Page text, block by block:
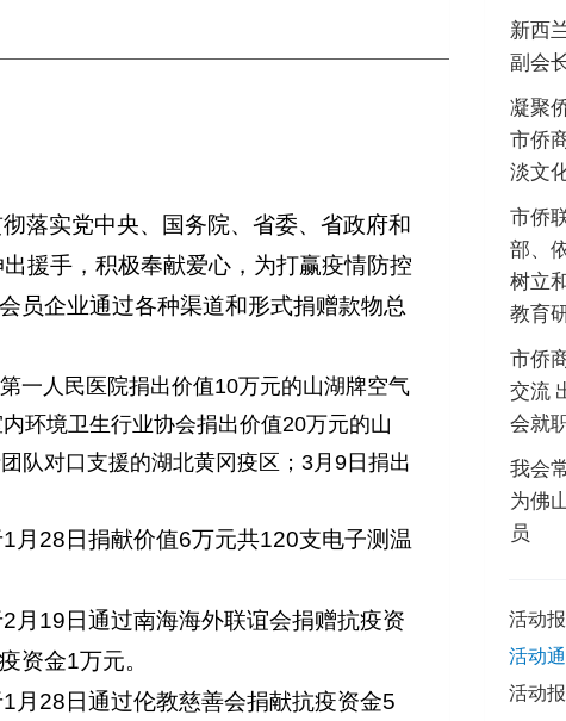
落实党中央、国务院、省委、省政府和
援手，积极奉献爱心，为打赢疫情防控
员企业通过各种渠道和形式捐赠款物总
一人民医院捐出价值10万元的山湖牌空气
环境卫生行业协会捐出价值20万元的山
队对口支援的湖北黄冈疫区；3月9日捐出
月28日捐献价值6万元共120支电子测温
月19日通过南海海外联谊会捐赠抗疫资
资金1万元。
月28日通过伦教慈善会捐献抗疫资金5
新西
副会
凝聚
市侨
淡文
市侨
部、
树立
教育
市侨
交流
会就
我会
为佛
员
活动
活动
活动